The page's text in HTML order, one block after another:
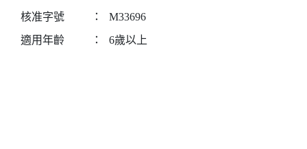
核准字號
：
M33696
適用年齡
： 6歲以上